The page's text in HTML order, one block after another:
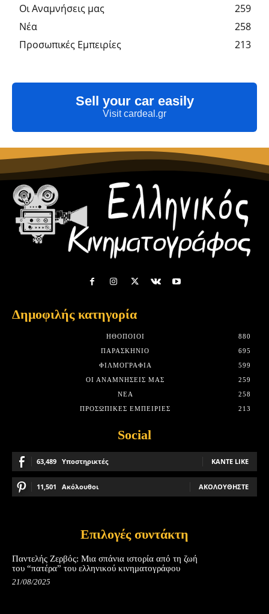
Οι Αναμνήσεις μας
259
Νέα
258
Προσωπικές Εμπειρίες
213
Sell your car easily
Visit cardeal.gr
Δημοφιλής κατηγορία
HΘΟΠΟΙΟΊ
880
ΠΑΡΑΣΚΉΝΙΟ
695
ΦΙΛΜΟΓΡΑΦΊΑ
599
ΟΙ ΑΝΑΜΝΉΣΕΙΣ ΜΑΣ
259
ΝΈΑ
258
ΠΡΟΣΩΠΙΚΈΣ ΕΜΠΕΙΡΊΕΣ
213
Social
63,489 Υποστηρικτές ΚΆΝΤΕ LIKE
11,501 Ακόλουθοι ΑΚΟΛΟΥΘΉΣΤΕ
Επιλογές συντάκτη
Παντελής Ζερβός: Μια σπάνια ιστορία από τη ζωή
του “πατέρα” του ελληνικού κινηματογράφου
21/08/2025